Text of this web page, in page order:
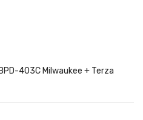
403C Milwaukee + Terza